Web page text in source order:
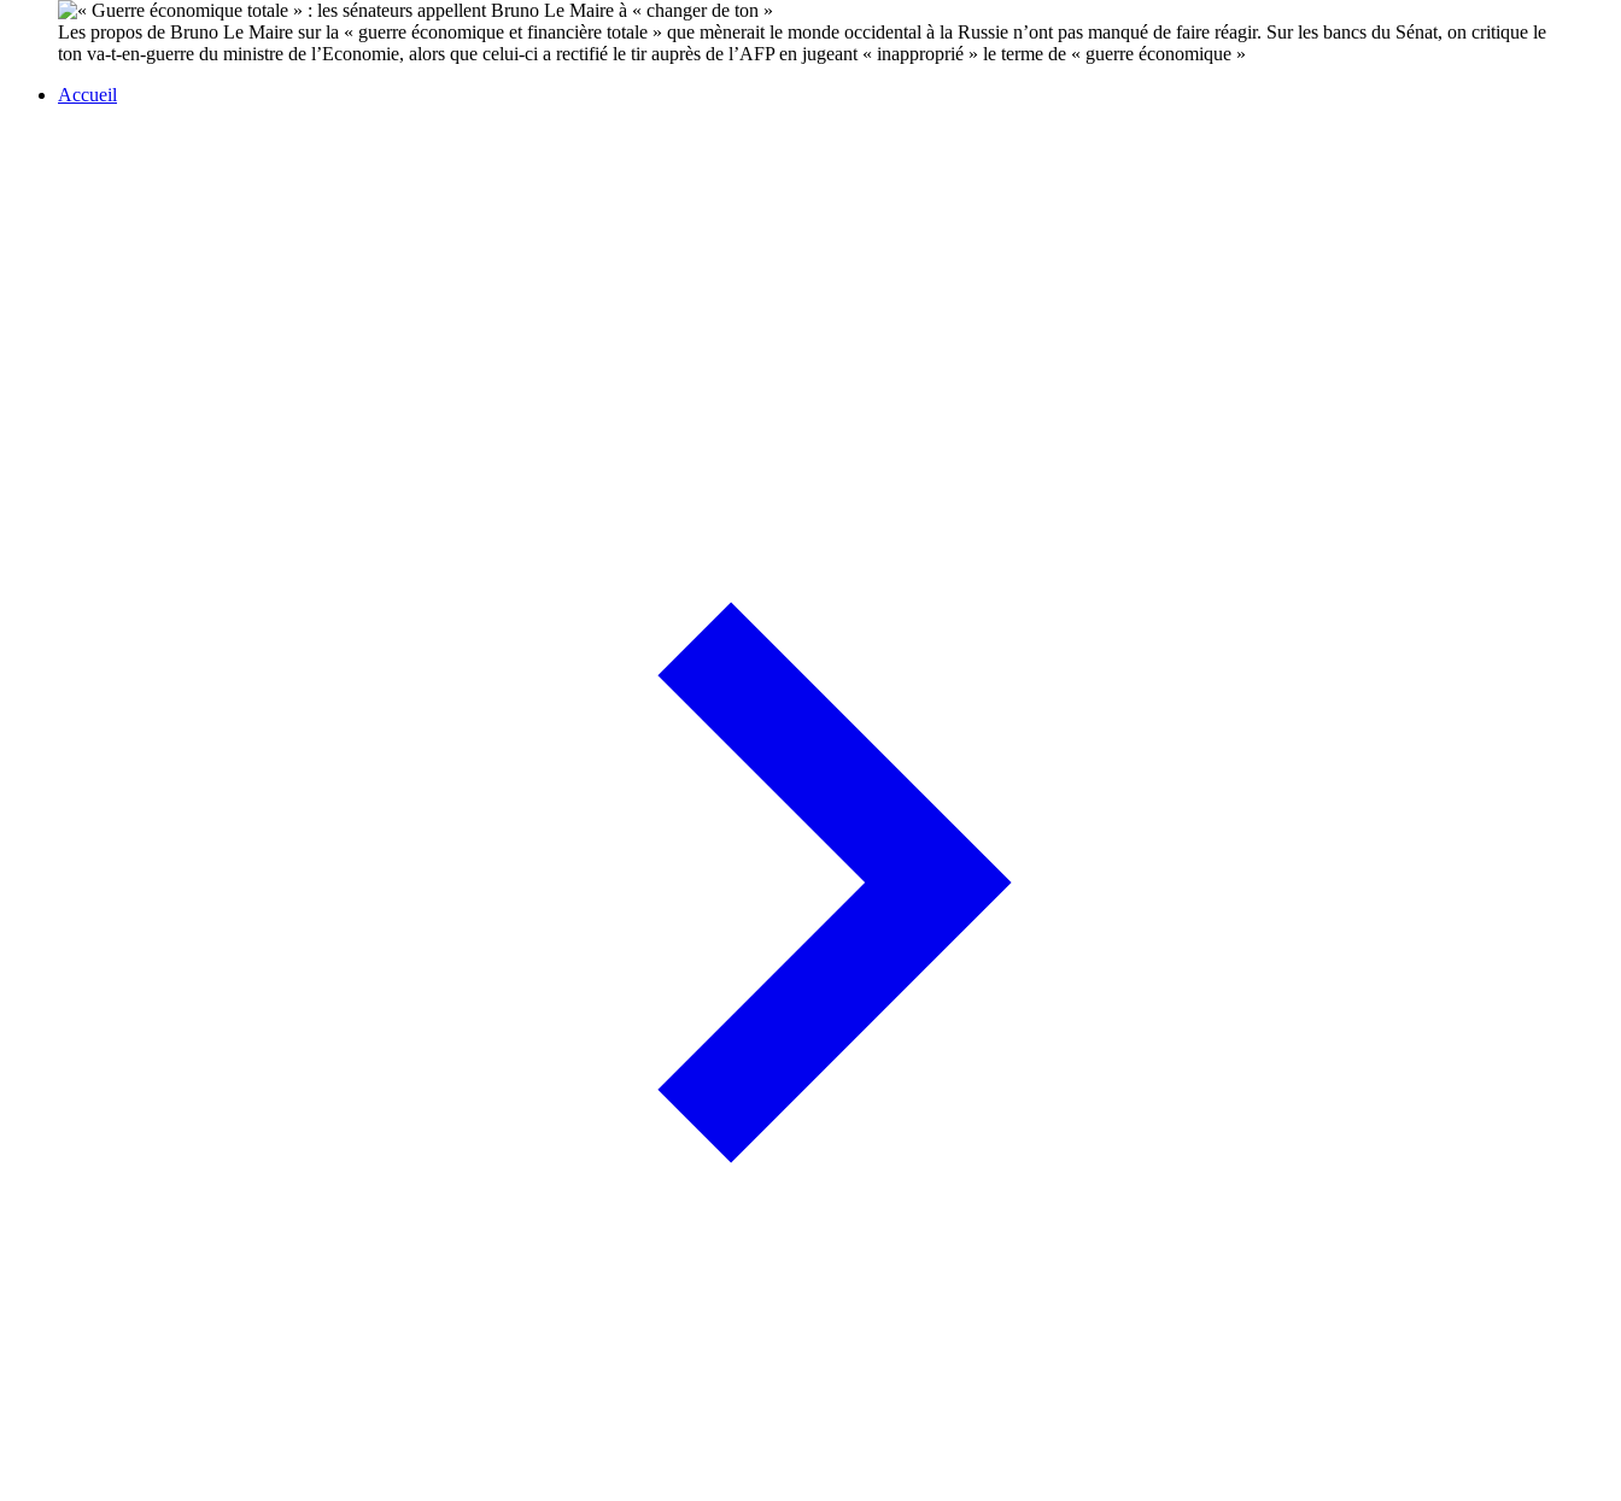
Les propos de Bruno Le Maire sur la « guerre économique et financière totale » que mènerait le monde occidental à la Russie n’ont pas manqué de faire réagir. Sur les bancs du Sénat, on critique le
ton va-t-en-guerre du ministre de l’Economie, alors que celui-ci a rectifié le tir auprès de l’AFP en jugeant « inapproprié » le terme de « guerre économique »
Accueil